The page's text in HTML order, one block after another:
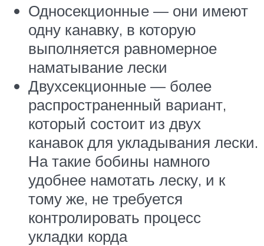
Односекционные — они имеют
одну канавку, в которую
выполняется равномерное
наматывание лески
Двухсекционные — более
распространенный вариант,
который состоит из двух
канавок для укладывания лески.
На такие бобины намного
удобнее намотать леску, и к
тому же, не требуется
контролировать процесс
укладки корда